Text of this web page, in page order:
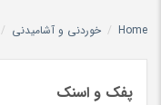
Home
/ خوردنی و آشامیدنی /
پفک و اسنک